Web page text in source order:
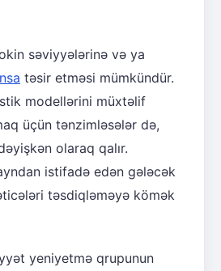
səviyyələrinə və ya
təsir etməsi mümkündür.
modellərini müxtəlif
üçün tənzimləsələr də,
olaraq qalır.
istifadə edən gələcək
təsdiqləməyə kömək
yeniyetmə qrupunun